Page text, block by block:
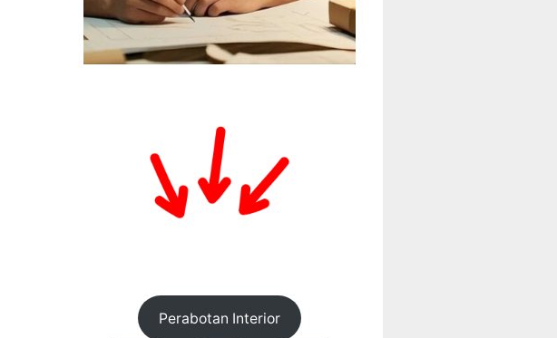
Perabotan Interior